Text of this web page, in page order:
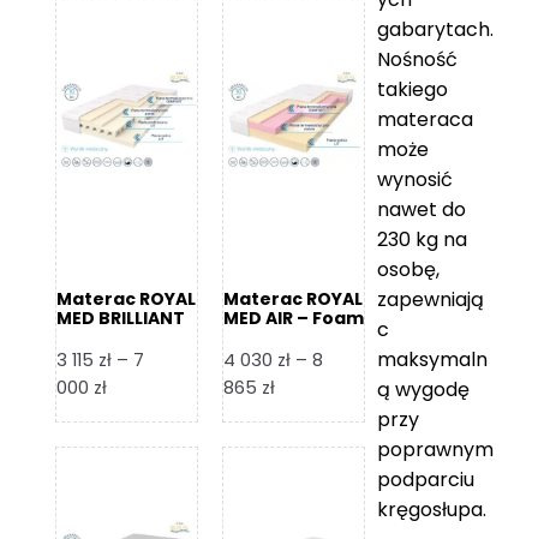
4
570 zł
3
749 zł
Materac ROYAL
MED BRILLIANT
3 115 zł – 7
000 złZakres
od
Materac ROYAL
MED AIR – Foam
4 030 zł – 8
865 złZakres
od
gabarytach.
Nośność
takiego
materaca
może
wynosić
nawet do
230 kg na
osobę,
zapewniają
c
maksymaln
ą wygodę
przy
poprawnym
podparciu
kręgosłupa.